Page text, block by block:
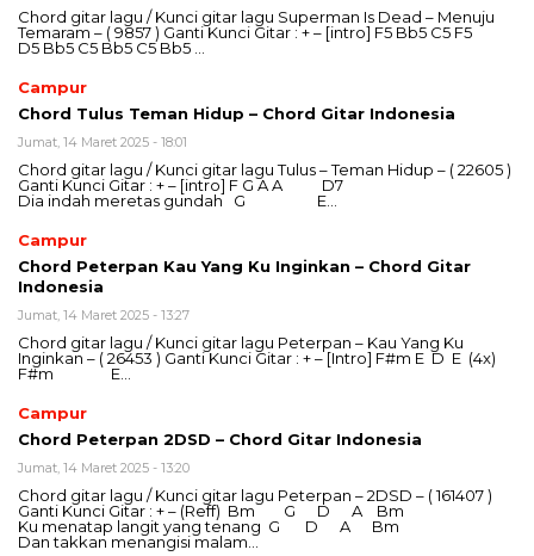
Chord gitar lagu / Kunci gitar lagu Superman Is Dead – Menuju
Temaram – ( 9857 ) Ganti Kunci Gitar : + – [intro] F5 Bb5 C5 F5
D5 Bb5 C5 Bb5 C5 Bb5 …
Campur
Chord Tulus Teman Hidup – Chord Gitar Indonesia
Jumat, 14 Maret 2025 - 18:01
Chord gitar lagu / Kunci gitar lagu Tulus – Teman Hidup – ( 22605 )
Ganti Kunci Gitar : + – [intro] F G A A D7
Dia indah meretas gundah G E…
Campur
Chord Peterpan Kau Yang Ku Inginkan – Chord Gitar
Indonesia
Jumat, 14 Maret 2025 - 13:27
Chord gitar lagu / Kunci gitar lagu Peterpan – Kau Yang Ku
Inginkan – ( 26453 ) Ganti Kunci Gitar : + – [Intro] F#m E D E (4x)
F#m E…
Campur
Chord Peterpan 2DSD – Chord Gitar Indonesia
Jumat, 14 Maret 2025 - 13:20
Chord gitar lagu / Kunci gitar lagu Peterpan – 2DSD – ( 161407 )
Ganti Kunci Gitar : + – (Reff) Bm G D A Bm
Ku menatap langit yang tenang G D A Bm
Dan takkan menangisi malam…